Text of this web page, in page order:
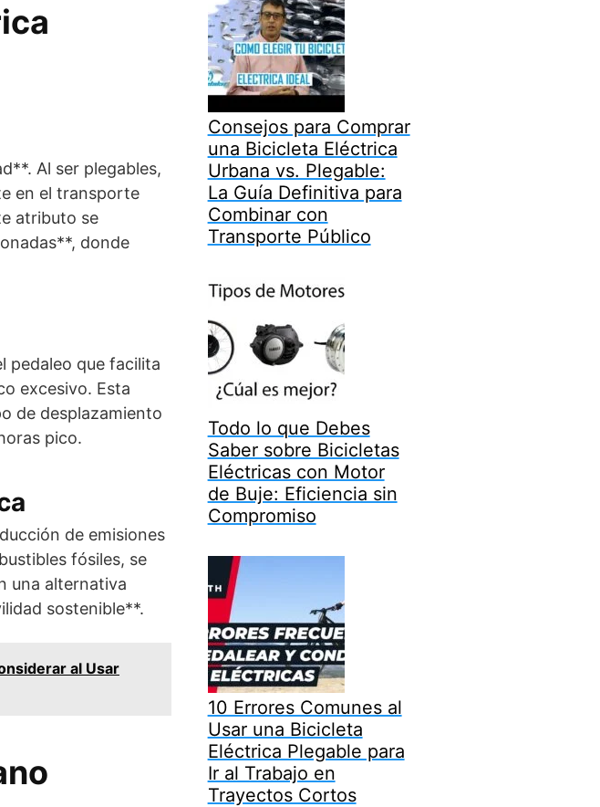
Al ser plegables,
en el transporte
atributo se
donde
pedaleo que facilita
excesivo. Esta
de desplazamiento
pico.
de emisiones
fósiles, se
una alternativa
sostenible**.
al Usar
Consejos para Comprar
una Bicicleta Eléctrica
Urbana vs. Plegable:
La Guía Definitiva para
Combinar con
Transporte Público
Todo lo que Debes
Saber sobre Bicicletas
Eléctricas con Motor
de Buje: Eficiencia sin
Compromiso
10 Errores Comunes al
Usar una Bicicleta
Eléctrica Plegable para
Ir al Trabajo en
Trayectos Cortos